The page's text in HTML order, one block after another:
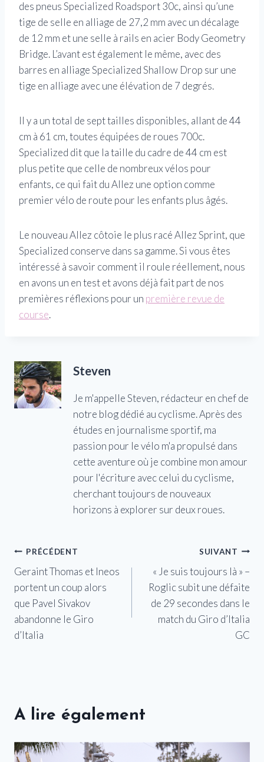
des pneus Specialized Roadsport 30c, ainsi qu’une
tige de selle en alliage de 27,2 mm avec un décalage
de 12 mm et une selle à rails en acier Body Geometry
Bridge. L’avant est également le même, avec des
barres en alliage Specialized Shallow Drop sur une
tige en alliage avec une élévation de 7 degrés.
Il y a un total de sept tailles disponibles, allant de 44
cm à 61 cm, toutes équipées de roues 700c.
Specialized dit que la taille du cadre de 44 cm est
plus petite que celle de nombreux vélos pour
enfants, ce qui fait du Allez une option comme
premier vélo de route pour les enfants plus âgés.
Le nouveau Allez côtoie le plus racé Allez Sprint, que
Specialized conserve dans sa gamme. Si vous êtes
intéressé à savoir comment il roule réellement, nous
en avons un en test et avons déjà fait part de nos
premières réflexions pour un première revue de
course.
Steven
Je m'appelle Steven, rédacteur en chef de
notre blog dédié au cyclisme. Après des
études en journalisme sportif, ma
passion pour le vélo m'a propulsé dans
cette aventure où je combine mon amour
pour l'écriture avec celui du cyclisme,
cherchant toujours de nouveaux
horizons à explorer sur deux roues.
Navigation
de
l’article
PRÉCÉDENT
Geraint Thomas et Ineos
portent un coup alors
que Pavel Sivakov
abandonne le Giro
d’Italia
SUIVANT
« Je suis toujours là » –
Roglic subit une défaite
de 29 secondes dans le
match du Giro d’Italia
GC
A lire également